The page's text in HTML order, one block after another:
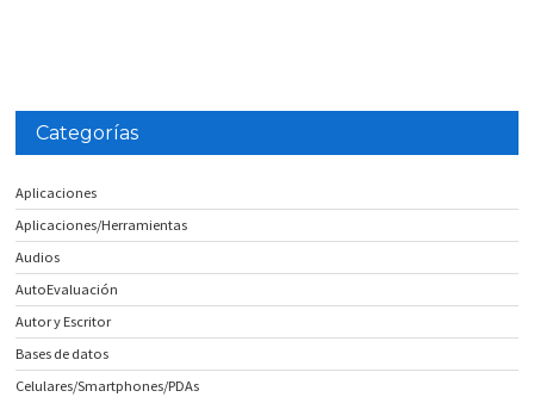
Categorías
Aplicaciones
Aplicaciones/Herramientas
Audios
AutoEvaluación
Autor y Escritor
Bases de datos
Celulares/Smartphones/PDAs